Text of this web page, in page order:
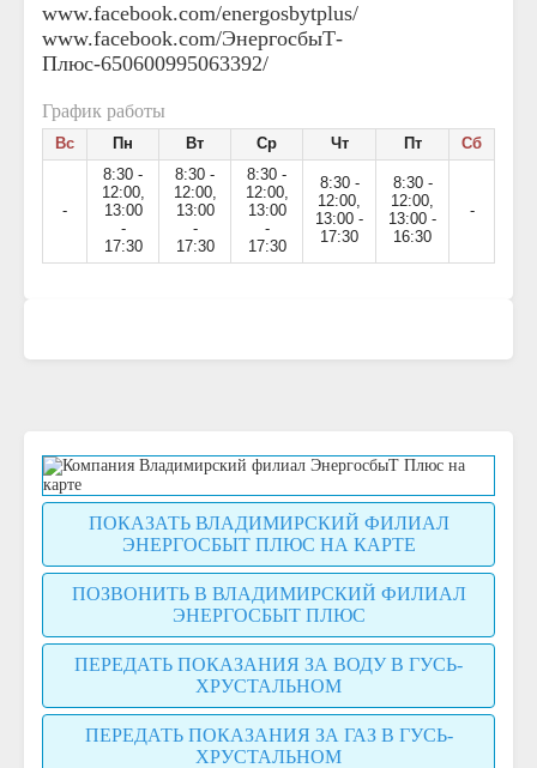
www.facebook.com/energosbytplus/
www.facebook.com/ЭнергосбыТ-
Плюс-650600995063392/
График работы
Вс Пн Вт Ср Чт Пт Сб
-
8:30 -
12:00,
13:00
-
17:30
8:30 -
12:00,
13:00
-
17:30
8:30 -
12:00,
13:00
-
17:30
8:30 -
12:00,
13:00 -
17:30
8:30 -
12:00,
13:00 -
16:30
-
ПОКАЗАТЬ ВЛАДИМИРСКИЙ ФИЛИАЛ
ЭНЕРГОСБЫТ ПЛЮС НА КАРТЕ
ПОЗВОНИТЬ В ВЛАДИМИРСКИЙ ФИЛИАЛ
ЭНЕРГОСБЫТ ПЛЮС
ПЕРЕДАТЬ ПОКАЗАНИЯ ЗА ВОДУ В ГУСЬ-
ХРУСТАЛЬНОМ
ПЕРЕДАТЬ ПОКАЗАНИЯ ЗА ГАЗ В ГУСЬ-
ХРУСТАЛЬНОМ